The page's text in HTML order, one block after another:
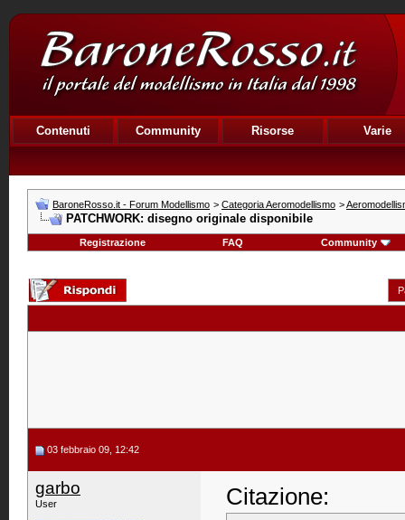
Contenuti Community Risorse Varie
BaroneRosso.it - Forum Modellismo > Categoria Aeromodellismo >
PATCHWORK: disegno originale disponibile
Registrazione FAQ Community
03 febbraio 09, 12:42
garbo
User Citazione: